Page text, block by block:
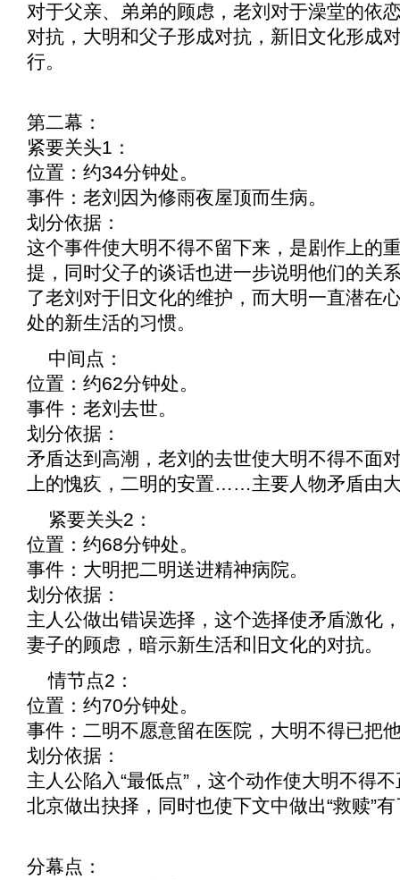
对于父亲、弟弟的顾虑，老刘对于澡堂的依
对抗，大明和父子形成对抗，新旧文化形成
行。
第二幕：
紧要关头1：
位置：约34分钟处。
事件：老刘因为修雨夜屋顶而生病。
划分依据：
这个事件使大明不得不留下来，是剧作上的
提，同时父子的谈话也进一步说明他们的关
了老刘对于旧文化的维护，而大明一直潜在
处的新生活的习惯。
中间点：
位置：约62分钟处。
事件：老刘去世。
划分依据：
矛盾达到高潮，老刘的去世使大明不得不面
上的愧疚，二明的安置……主要人物矛盾由
紧要关头2：
位置：约68分钟处。
事件：大明把二明送进精神病院。
划分依据：
主人公做出错误选择，这个选择使矛盾激化
妻子的顾虑，暗示新生活和旧文化的对抗。
情节点2：
位置：约70分钟处。
事件：二明不愿意留在医院，大明不得已把
划分依据：
主人公陷入“最低点”，这个动作使大明不得
北京做出抉择，同时也使下文中做出“救赎”
分幕点：